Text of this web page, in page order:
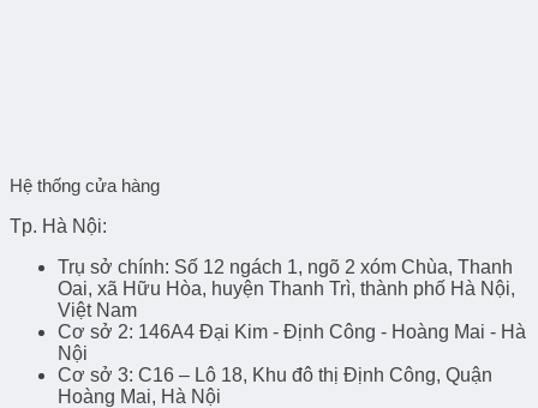
Hệ thống cửa hàng
Tp. Hà Nội:
Trụ sở chính: Số 12 ngách 1, ngõ 2 xóm Chùa, Thanh
Oai, xã Hữu Hòa, huyện Thanh Trì, thành phố Hà Nội,
Việt Nam
Cơ sở 2: 146A4 Đại Kim - Định Công - Hoàng Mai - Hà
Nội
Cơ sở 3: C16 – Lô 18, Khu đô thị Định Công, Quận
Hoàng Mai, Hà Nội